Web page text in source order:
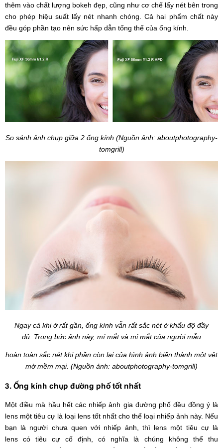
thêm vào chất lượng bokeh đẹp, cũng như cơ chế lấy nét bên trong
cho phép hiệu suất lấy nét nhanh chóng. Cả hai phẩm chất này
đều góp phần tạo nên sức hấp dẫn tổng thể của ống kính.
So sánh ảnh chụp giữa 2 ống kính (Nguồn ảnh: aboutphotography-
tomgrill)
Ngay cả khi ở rất gần, ống kính vẫn rất sắc nét ở khẩu độ đầy
đủ. Trong bức ảnh này, mí mắt và mimắt của người mẫu
hoàn toàn sắc nét khi phần còn lại của hình ảnh biến thành một vệt
mờ mềm mại. (Nguồn ảnh: aboutphotography-tomgrill)
3. Ống kính chụp đường phố tốt nhất
Một điều mà hầu hết các nhiếp ảnh gia đường phố đều đồng ý là
lens một tiêu cự là loại lens tốt nhất cho thể loại nhiếp ảnh này. Nếu
bạn là người chưa quen với nhiếp ảnh, thì lens một tiêu cự là
lens có tiêu cự cố định, có nghĩa là chúng không thể thu